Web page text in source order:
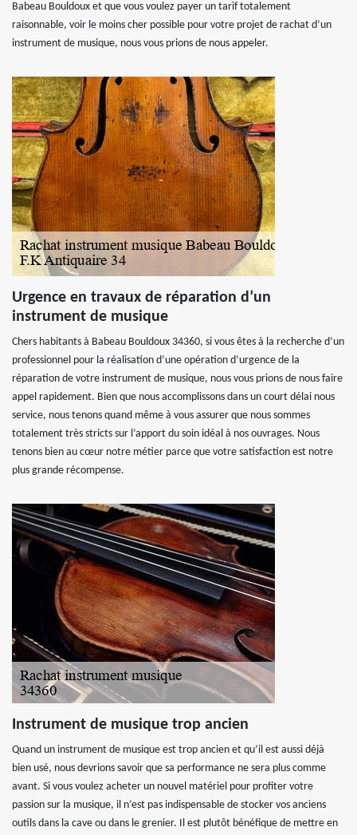
Babeau Bouldoux et que vous voulez payer un tarif totalement
raisonnable, voir le moins cher possible pour votre projet de rachat d’un
instrument de musique, nous vous prions de nous appeler.
Urgence en travaux de réparation d’un
instrument de musique
Chers habitants à Babeau Bouldoux 34360, si vous êtes à la recherche d’un
professionnel pour la réalisation d’une opération d’urgence de la
réparation de votre instrument de musique, nous vous prions de nous faire
appel rapidement. Bien que nous accomplissons dans un court délai nous
service, nous tenons quand même à vous assurer que nous sommes
totalement très stricts sur l’apport du soin idéal à nos ouvrages. Nous
tenons bien au cœur notre métier parce que votre satisfaction est notre
plus grande récompense.
Instrument de musique trop ancien
Quand un instrument de musique est trop ancien et qu’il est aussi déjà
bien usé, nous devrions savoir que sa performance ne sera plus comme
avant. Si vous voulez acheter un nouvel matériel pour profiter votre
passion sur la musique, il n’est pas indispensable de stocker vos anciens
outils dans la cave ou dans le grenier. Il est plutôt bénéfique de mettre en